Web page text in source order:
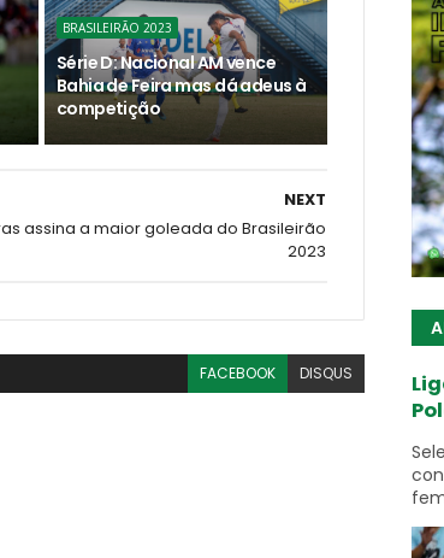
BRASILEIRÃO 2023
Série D: Nacional AM vence
Bahia de Feira mas dá adeus à
competição
NEXT
assina a maior goleada do Brasileirão
2023
FACEBOOK DISQUS